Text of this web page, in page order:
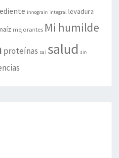
innograin integral levadura
mejorantes Mi humilde
proteínas sal salud sin